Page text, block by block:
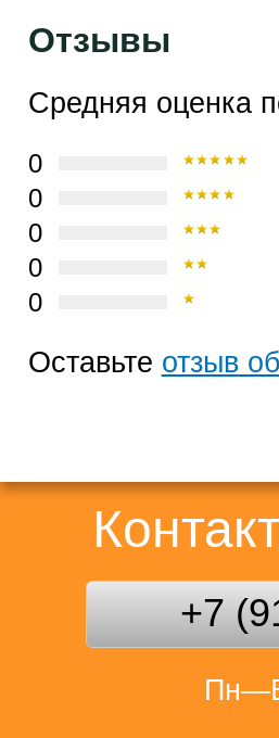
Отзывы
Средняя оценка
0
0
0
0
0
Оставьте отзыв
+7